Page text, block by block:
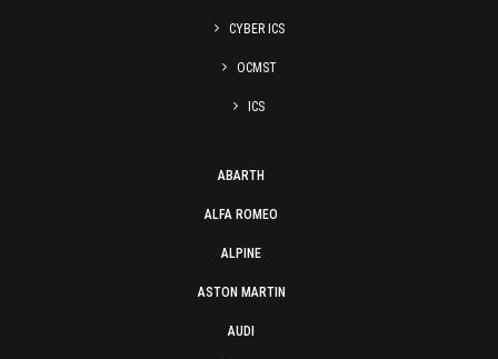
CYBER ICS
OCMST
ICS
ABARTH
ALFA ROMEO
ALPINE
ASTON MARTIN
AUDI